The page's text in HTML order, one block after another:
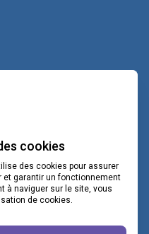
CNV
cookies
des cookies pour assurer
et garantir un fonctionnement
à naviguer sur le site, vous
de cookies.